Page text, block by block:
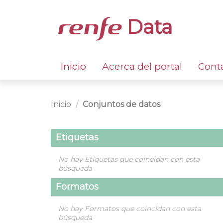
Data
Inicio Acerca del portal
Inicio Conjuntos de datos
Etiquetas
No hay Etiquetas que coincidan con esta
búsqueda
Formatos
No hay Formatos que coincidan con esta
búsqueda